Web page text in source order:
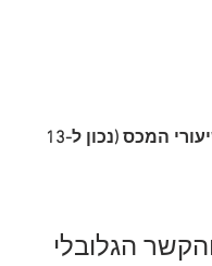
הגלובלי